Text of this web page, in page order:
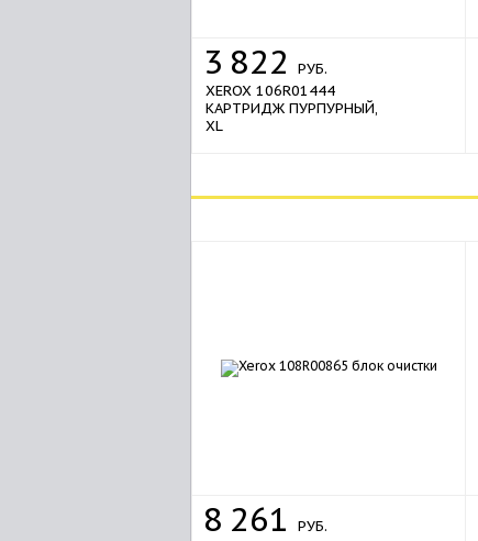
3 822
РУБ.
XEROX 106R01444
КАРТРИДЖ ПУРПУРНЫЙ,
XL
8 261 РУБ.